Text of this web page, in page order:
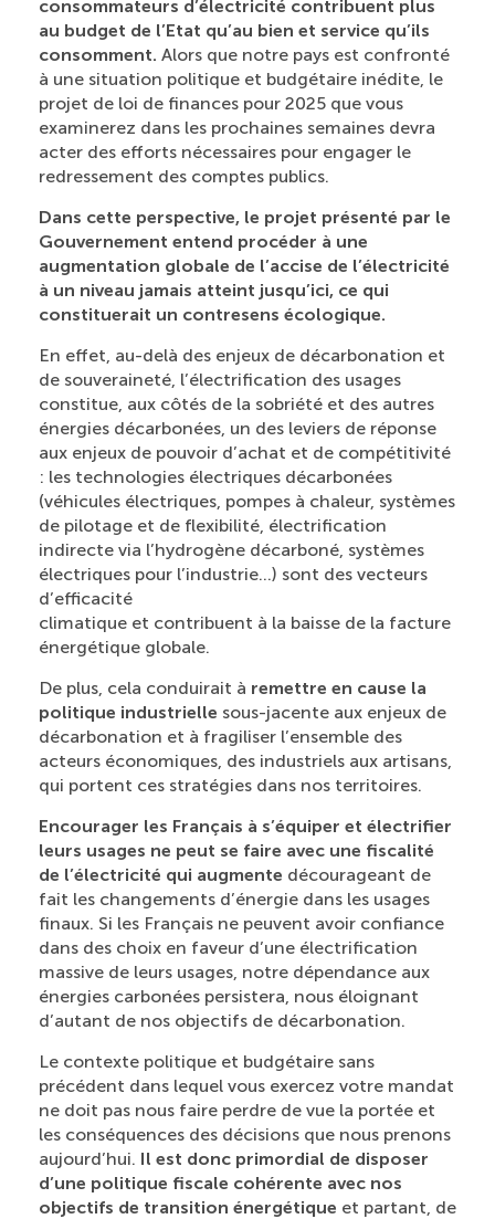
consommateurs d’électricité contribuent plus
au budget de l’Etat qu’au bien et service qu’ils
consomment. Alors que notre pays est confronté
à une situation politique et budgétaire inédite, le
projet de loi de finances pour 2025 que vous
examinerez dans les prochaines semaines devra
acter des efforts nécessaires pour engager le
redressement des comptes publics.
Dans cette perspective, le projet présenté par le
Gouvernement entend procéder à une
augmentation globale de l’accise de l’électricité
à un niveau jamais atteint jusqu’ici, ce qui
constituerait un contresens écologique.
En effet, au-delà des enjeux de décarbonation et
de souveraineté, l’électrification des usages
constitue, aux côtés de la sobriété et des autres
énergies décarbonées, un des leviers de réponse
aux enjeux de pouvoir d’achat et de compétitivité
: les technologies électriques décarbonées
(véhicules électriques, pompes à chaleur, systèmes
de pilotage et de flexibilité, électrification
indirecte via l’hydrogène décarboné, systèmes
électriques pour l’industrie…) sont des vecteurs
d’efficacité
climatique et contribuent à la baisse de la facture
énergétique globale.
De plus, cela conduirait à remettre en cause la
politique industrielle sous-jacente aux enjeux de
décarbonation et à fragiliser l’ensemble des
acteurs économiques, des industriels aux artisans,
qui portent ces stratégies dans nos territoires.
Encourager les Français à s’équiper et électrifier
leurs usages ne peut se faire avec une fiscalité
de l’électricité qui augmente décourageant de
fait les changements d’énergie dans les usages
finaux. Si les Français ne peuvent avoir confiance
dans des choix en faveur d’une électrification
massive de leurs usages, notre dépendance aux
énergies carbonées persistera, nous éloignant
d’autant de nos objectifs de décarbonation.
Le contexte politique et budgétaire sans
précédent dans lequel vous exercez votre mandat
ne doit pas nous faire perdre de vue la portée et
les conséquences des décisions que nous prenons
aujourd’hui. Il est donc primordial de disposer
d’une politique fiscale cohérente avec nos
objectifs de transition énergétique et partant, de